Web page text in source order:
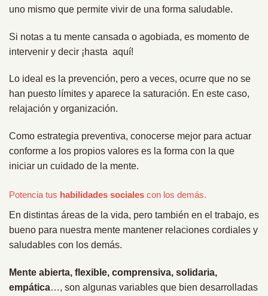
uno mismo que permite vivir de una forma saludable.
Si notas a tu mente cansada o agobiada, es momento de
intervenir y decir ¡hasta aquí!
Lo ideal es la prevención, pero a veces, ocurre que no se
han puesto límites y aparece la saturación. En este caso,
relajación y organización.
Como estrategia preventiva, conocerse mejor para actuar
conforme a los propios valores es la forma con la que
iniciar un cuidado de la mente.
Potencia tus habilidades sociales con los demás.
En distintas áreas de la vida, pero también en el trabajo, es
bueno para nuestra mente mantener relaciones cordiales y
saludables con los demás.
Mente abierta, flexible, comprensiva, solidaria,
empática…, son algunas variables que bien desarrolladas